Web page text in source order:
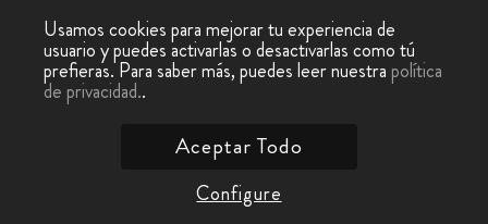
Usamos cookies para mejorar tu experiencia de
usuario y puedes activarlas o desactivarlas como tú
prefieras. Para saber más, puedes leer nuestrapolítica
de privacidad..
Configure
Aceptar Todo